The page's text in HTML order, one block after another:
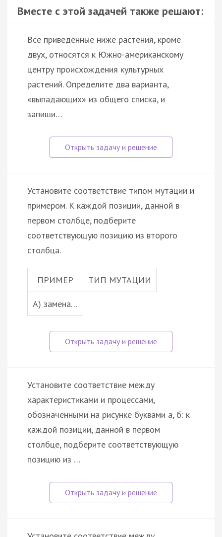
Вместе с этой задачей также решают:
Все приведённые ниже растения, кроме
двух, относятся к Южно-американскому
центру происхождения культурных
растений. Определите два варианта,
«выпадающих» из общего списка, и
запиши…
Установите соответствие типом мутации и
примером. К каждой позиции, данной в
первом столбце, подберите
соответствующую позицию из второго
столбца.
ПРИМЕР ТИП МУТАЦИИ
А) замена…
Установите соответствие между
характеристиками и процессами,
обозначенными на рисунке буквами а, б: к
каждой позиции, данной в первом
столбце, подберите соответствующую
позицию из …